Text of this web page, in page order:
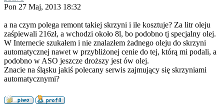
Pon 27 Maj, 2013 18:32
a na czym polega remont takiej skrzyni i ile kosztuje? Za litr oleju
zaśpiewali 216zł, a wchodzi około 8l, bo podobno tj specjalny olej.
W Internecie szukałem i nie znalazłem żadnego oleju do skrzyni
automatycznej nawet w przybliżonej cenie do tej, którą mi podali, a
podobno w ASO jeszcze droższy jest ów olej.
Znacie na śląsku jakiś polecany serwis zajmujący się skrzyniami
automatycznymi?